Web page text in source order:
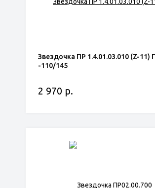
Звездочка ПР 1.4.01.03.010 (Z-11)
-110/145
2 970 р.